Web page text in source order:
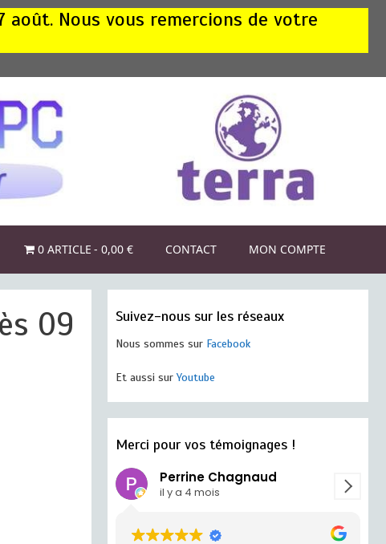
Nous vous remercions de votre
0 ARTICLE 0,00 € CONTACT MON COMPTE
09
Suivez-nous sur les réseaux
Nous sommes sur Facebook
Et aussi surYoutube
Merci pour vos témoignages !
Perrine Chagnaud
il y a 4 mois